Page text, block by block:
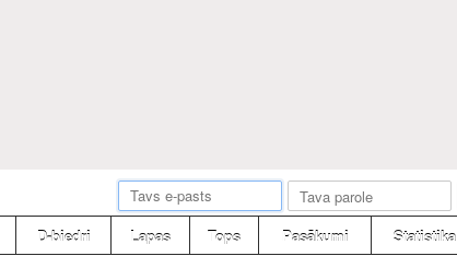
D-biedri Lapas Tops Pasākumi Statistika